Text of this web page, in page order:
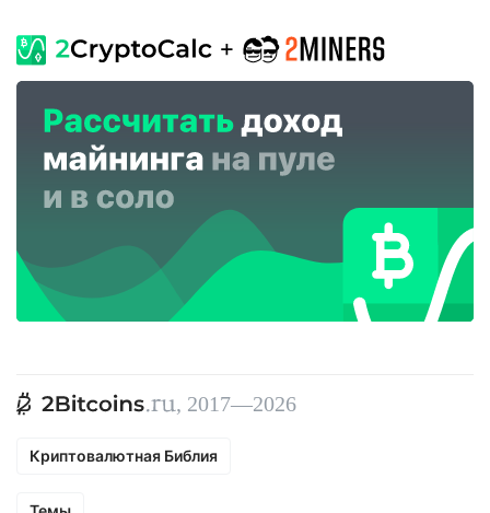
, 2017—2026
Криптовалютная Библия